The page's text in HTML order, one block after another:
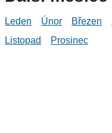
Leden Únor Březen
Listopad
Prosinec